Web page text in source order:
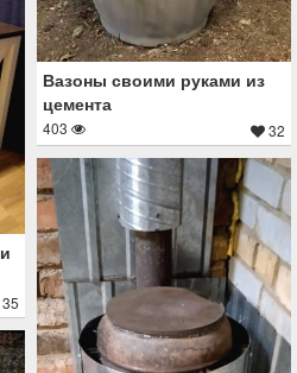
Вазоны своими руками из
цемента
403 32
35